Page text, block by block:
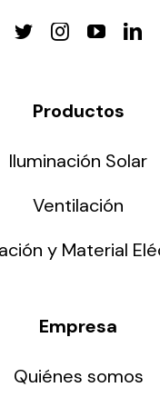
Productos
Iluminación Solar
Ventilación
y Material
Empresa
Quiénes somos